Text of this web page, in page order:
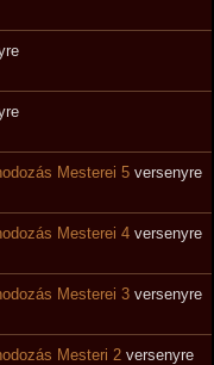
Mesterei 5 versenyre
Mesterei 4 versenyre
Mesterei 3 versenyre
Mesteri 2 versenyre